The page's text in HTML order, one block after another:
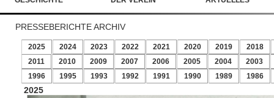
PRESSEBERICHTE ARCHIV
2025 2024 2023 2022 2021 2020 2019
2018
2011
2010 2009 2007 2006 2005 2004
2003
1996
1995 1993 1992 1991 1990 1989 1986
2025